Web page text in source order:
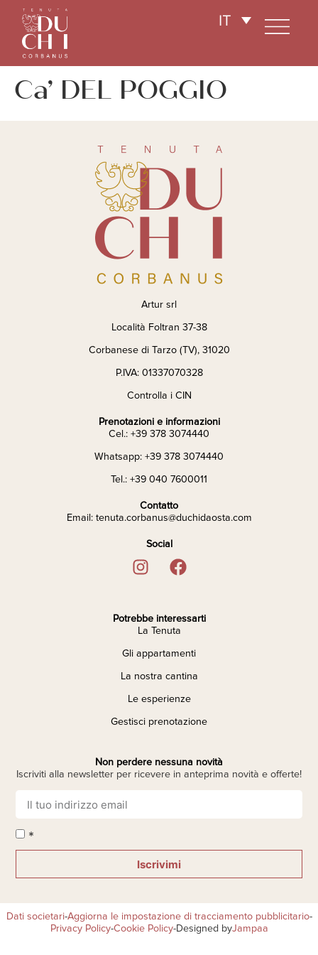
IT
Ca’ DEL POGGIO
Artur srl
Località Foltran 37-38
Corbanese di Tarzo (TV), 31020
P.IVA: 01337070328
Controlla i CIN
Prenotazioni e informazioni
Cel.: +39 378 3074440
Whatsapp: +39 378 3074440
Tel.: +39 040 7600011
Contatto
Email: tenuta.corbanus@duchidaosta.com
Social
Potrebbe interessarti
La Tenuta
Gli appartamenti
La nostra cantina
Le esperienze
Gestisci prenotazione
Non perdere nessuna novità
Iscriviti alla newsletter per ricevere in anteprima novità e offerte!
*
Iscrivimi
Dati societari-Aggiorna le impostazione di tracciamento pubblicitario-
Privacy Policy-Cookie Policy-Designed byJampaa